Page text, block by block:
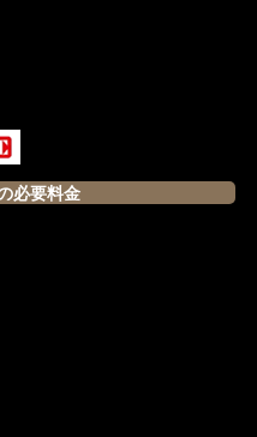
待望の日本語版
必要料金